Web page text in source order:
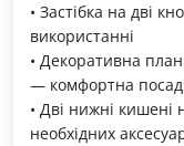
• Застібка на дві
використанні
• Декоративна
— комфортна
• Дві нижні
необхідних